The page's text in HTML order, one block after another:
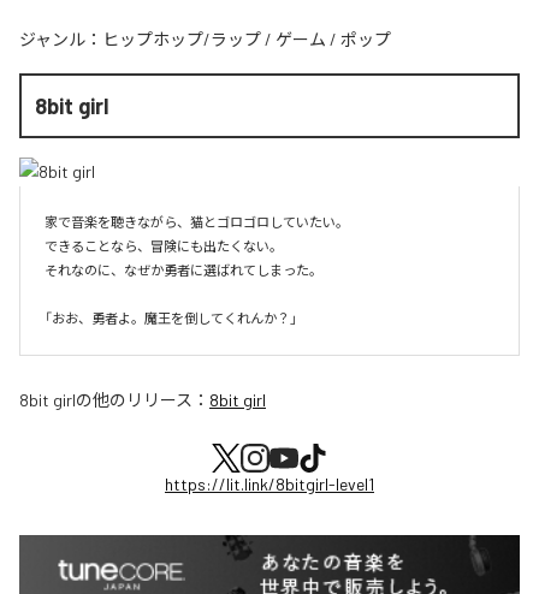
ジャンル： ヒップホップ/ラップ / ゲーム / ポップ
8bit girl
家で音楽を聴きながら、猫とゴロゴロしていたい。
できることなら、冒険にも出たくない。
それなのに、なぜか勇者に選ばれてしまった。
8bit girlの他のリリース： 8bit girl
https://lit.link/8bitgirl-level1